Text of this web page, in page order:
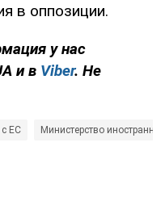
в оппозиции.
у нас
и в Viber. Не
ЕС Министерство